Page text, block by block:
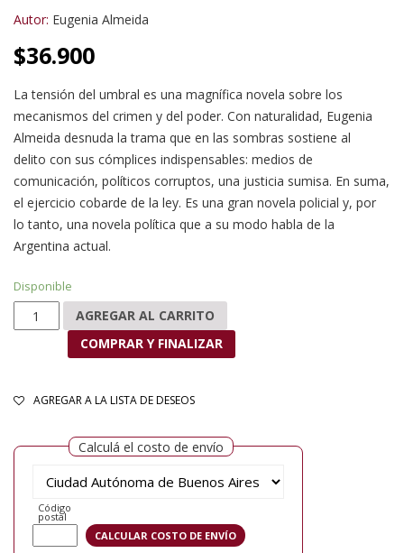
Autor: Eugenia Almeida
$36.900
La tensión del umbral es una magnífica novela sobre los
mecanismos del crimen y del poder. Con naturalidad, Eugenia
Almeida desnuda la trama que en las sombras sostiene al
delito con sus cómplices indispensables: medios de
comunicación, políticos corruptos, una justicia sumisa. En suma,
el ejercicio cobarde de la ley. Es una gran novela policial y, por
lo tanto, una novela política que a su modo habla de la
Argentina actual.
Disponible
La tensión del umbral cantidad
AGREGAR AL CARRITO
COMPRAR Y FINALIZAR
AGREGAR A LA LISTA DE DESEOS
Calculá el costo de envío
Código
postal